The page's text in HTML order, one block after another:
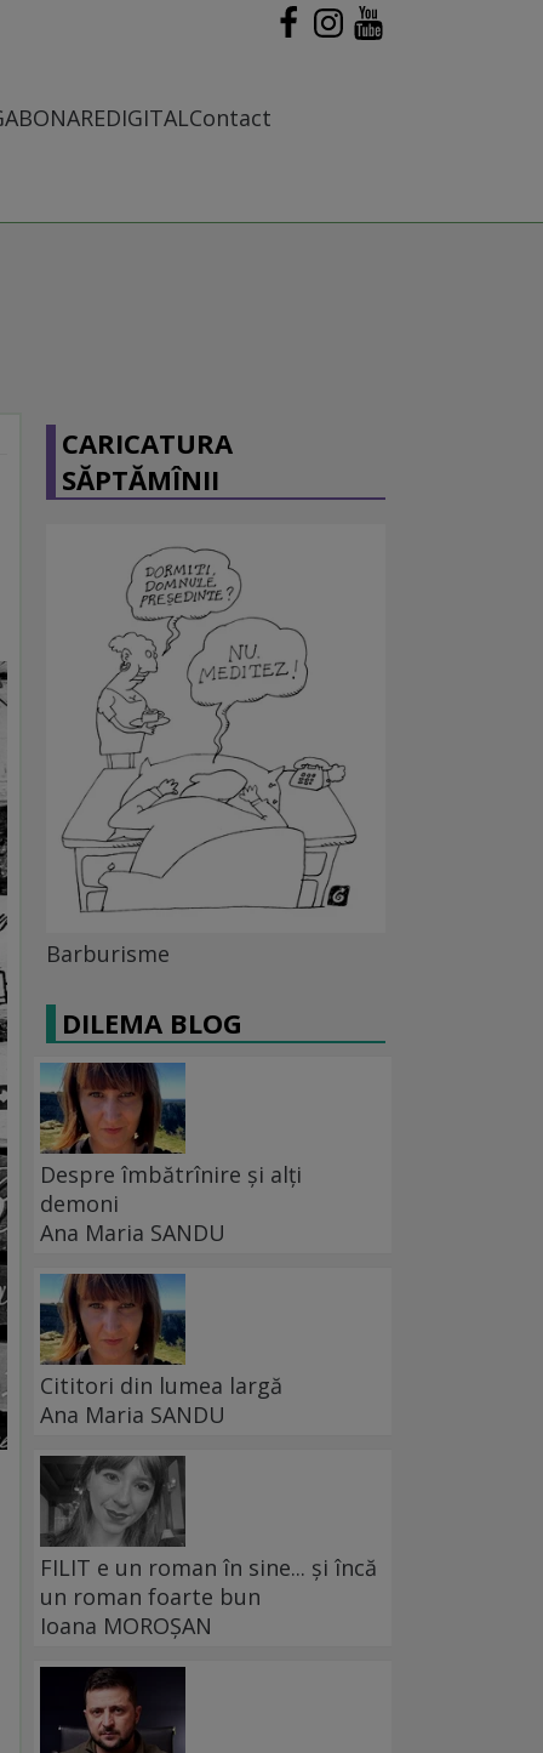
ABONAREDIGITALContact
CARICATURA
SĂPTĂMÎNII
Barburisme
DILEMA BLOG
Despre îmbătrînire și alți
demoni
Ana Maria SANDU
Cititori din lumea largă
Ana Maria SANDU
FILIT e un roman în sine... și încă
un roman foarte bun
Ioana MOROȘAN